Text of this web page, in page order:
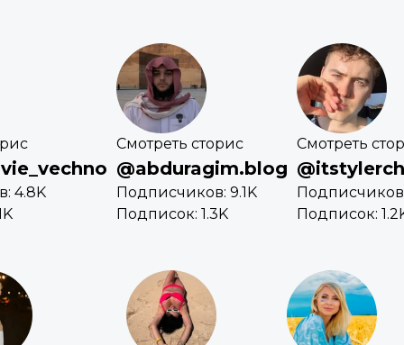
4.8K
Смотреть сторис
@abduragim.blog
Подписчиков: 9.1K
Подписок: 1.3K
Смотреть
Подписчиков:
Подписок: